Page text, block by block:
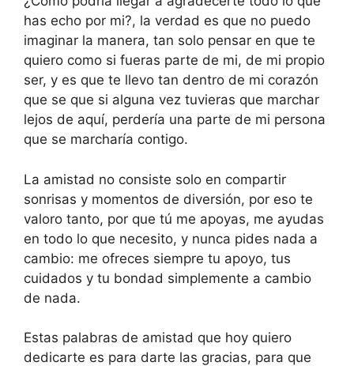
has echo por mi?, la verdad es que no puedo
imaginar la manera, tan solo pensar en que te
quiero como si fueras parte de mi, de mi propio
ser, y es que te llevo tan dentro de mi corazón
que se que si alguna vez tuvieras que marchar
lejos de aquí, perdería una parte de mi persona
que se marcharía contigo.
La amistad no consiste solo en compartir
sonrisas y momentos de diversión, por eso te
valoro tanto, por que tú me apoyas, me ayudas
en todo lo que necesito, y nunca pides nada a
cambio: me ofreces siempre tu apoyo, tus
cuidados y tu bondad simplemente a cambio
de nada.
Estas palabras de amistad que hoy quiero
dedicarte es para darte las gracias, para que